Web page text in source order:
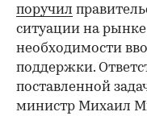
поручил
ситуации на
необходимости
поддержки.
поставленной
министр Михаил